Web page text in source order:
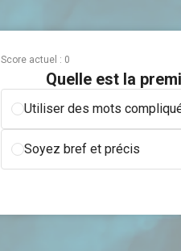
Score actuel : 0
Quelle est la
Utiliser des mots
Soyez bref et précis